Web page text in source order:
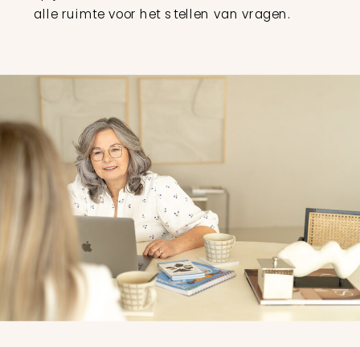
alle ruimte voor het stellen van vragen.